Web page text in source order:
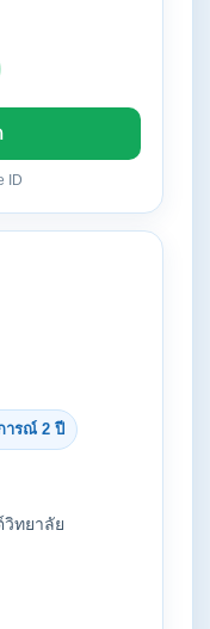
ID
ารณ์ 2 ปี
ทยาลัย